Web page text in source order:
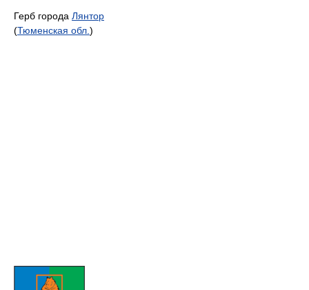
Герб города Лянтор
(Тюменская обл. )